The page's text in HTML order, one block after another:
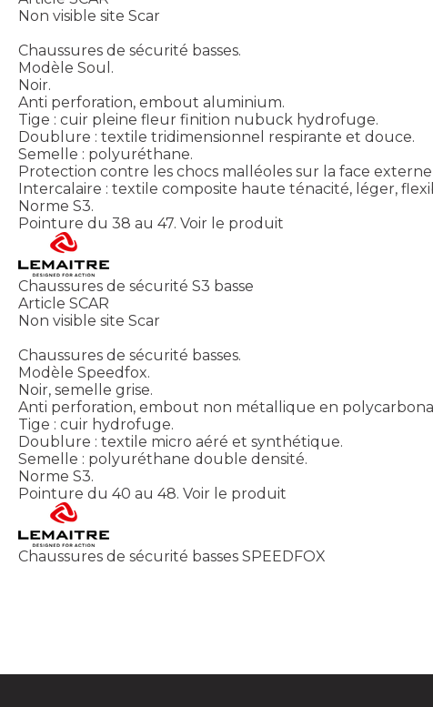
Non visible site Scar
Chaussures de sécurité basses.
Modèle Soul.
Noir.
Anti perforation, embout aluminium.
Tige : cuir pleine fleur finition nubuck hydrofuge.
Doublure : textile tridimensionnel respirante et douce.
Semelle : polyuréthane.
Protection contre les chocs malléoles sur la face
Intercalaire : textile composite haute ténacité, léger,
Norme S3.
Pointure du 38 au 47. Voir le produit
Chaussures de sécurité S3 basse
Article SCAR
Non visible site Scar
Chaussures de sécurité basses.
Modèle Speedfox.
Noir, semelle grise.
Anti perforation, embout non métallique en
Tige : cuir hydrofuge.
Doublure : textile micro aéré et synthétique.
Semelle : polyuréthane double densité.
Norme S3.
Pointure du 40 au 48. Voir le produit
Chaussures de sécurité basses SPEEDFOX